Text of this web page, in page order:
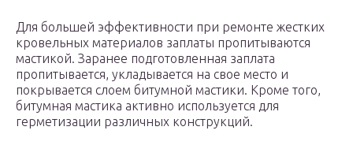
Для большей эффективности при ремонте жестких
кровельных материалов заплаты пропитываются
мастикой. Заранее подготовленная заплата
пропитывается, укладывается на свое место и
покрывается слоем битумной мастики. Кроме того,
битумная мастика активно используется для
герметизации различных конструкций.